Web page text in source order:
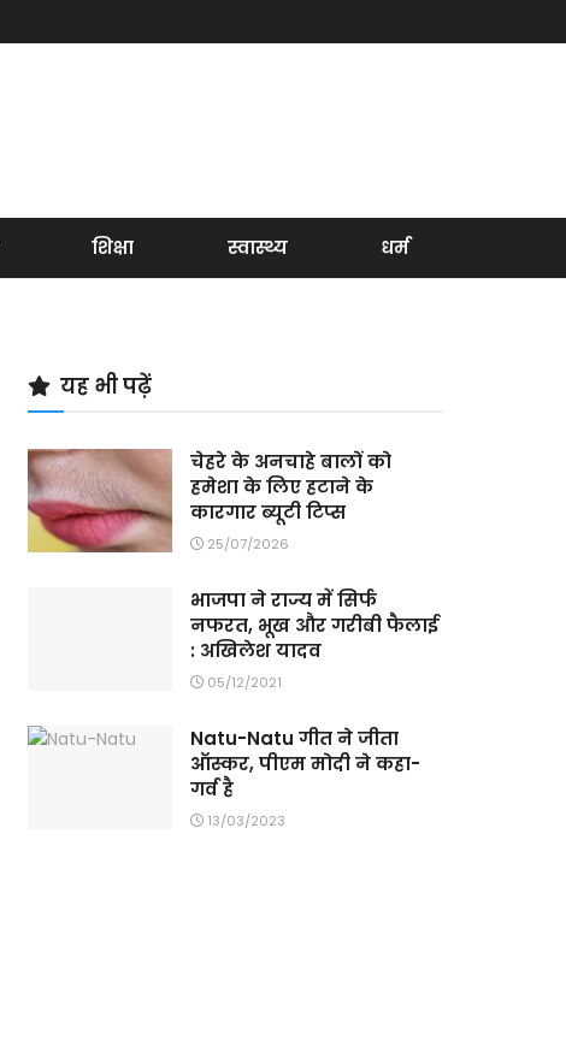
शिक्षा स्वास्थ्य धर्म
यह भी पढ़ें
चेहरे के अनचाहे बालों को
हमेशा के लिए हटाने के
कारगार ब्यूटी टिप्स
25/07/2026
भाजपा ने राज्य में सिर्फ
नफरत, भूख और गरीबी फैलाई
: अखिलेश यादव
05/12/2021
Natu-Natu गीत ने जीता
ऑस्कर, पीएम मोदी ने कहा-
गर्व है
13/03/2023